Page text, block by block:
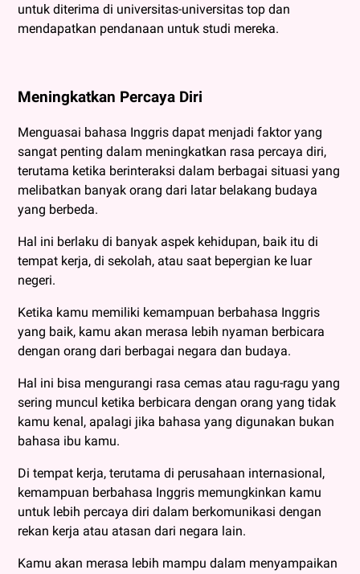
untuk diterima di universitas-universitas top dan
mendapatkan pendanaan untuk studi mereka.
Meningkatkan Percaya Diri
Menguasai bahasa Inggris dapat menjadi faktor yang
sangat penting dalam meningkatkan rasa percaya diri,
terutama ketika berinteraksi dalam berbagai situasi yang
melibatkan banyak orang dari latar belakang budaya
yang berbeda.
Hal ini berlaku di banyak aspek kehidupan, baik itu di
tempat kerja, di sekolah, atau saat bepergian ke luar
negeri.
Ketika kamu memiliki kemampuan berbahasa Inggris
yang baik, kamu akan merasa lebih nyaman berbicara
dengan orang dari berbagai negara dan budaya.
Hal ini bisa mengurangi rasa cemas atau ragu-ragu yang
sering muncul ketika berbicara dengan orang yang tidak
kamu kenal, apalagi jika bahasa yang digunakan bukan
bahasa ibu kamu.
Di tempat kerja, terutama di perusahaan internasional,
kemampuan berbahasa Inggris memungkinkan kamu
untuk lebih percaya diri dalam berkomunikasi dengan
rekan kerja atau atasan dari negara lain.
Kamu akan merasa lebih mampu dalam menyampaikan